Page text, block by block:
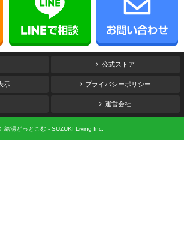
公式ストア
示 プライバシーポリシー
運営会社
給湯どっとこむ - SUZUKI Living Inc.